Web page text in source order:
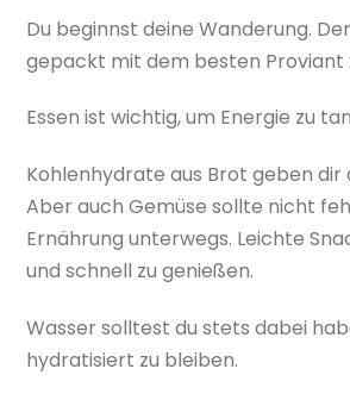
Du beginnst deine Wanderung.
gepackt mit dem besten Proviant
Essen ist wichtig, um Energie zu
Kohlenhydrate aus Brot geben dir
Aber auch Gemüse sollte nicht
Ernährung unterwegs. Leichte
und schnell zu genießen.
Wasser solltest du stets dabei
hydratisiert zu bleiben.